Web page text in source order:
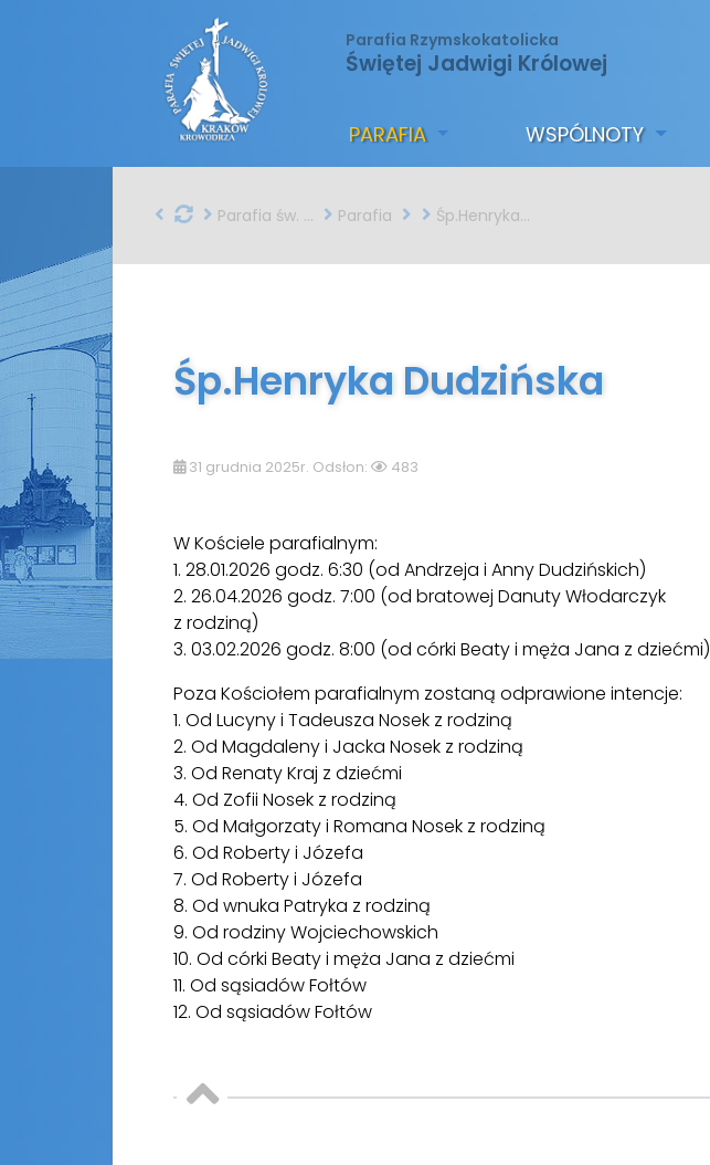
Parafia Rzymskokatolicka
Świętej Jadwigi Królowej
PARAFIA WSPÓLNOTY
Parafia św. Jadwigi w Krakowie Parafia Śp.Henryka Dudzińska
Śp.Henryka Dudzińska
31 grudnia 2025r. Odsłon: 483
W Kościele parafialnym:
1. 28.01.2026 godz. 6:30 (od Andrzeja i Anny Dudzińskich)
2. 26.04.2026 godz. 7:00 (od bratowej Danuty Włodarczyk
z rodziną)
3. 03.02.2026 godz. 8:00 (od córki Beaty i męża Jana z dziećmi)
Poza Kościołem parafialnym zostaną odprawione intencje:
1. Od Lucyny i Tadeusza Nosek z rodziną
2. Od Magdaleny i Jacka Nosek z rodziną
3. Od Renaty Kraj z dziećmi
4. Od Zofii Nosek z rodziną
5. Od Małgorzaty i Romana Nosek z rodziną
6. Od Roberty i Józefa
7. Od Roberty i Józefa
8. Od wnuka Patryka z rodziną
9. Od rodziny Wojciechowskich
10. Od córki Beaty i męża Jana z dziećmi
11. Od sąsiadów Fołtów
12. Od sąsiadów Fołtów